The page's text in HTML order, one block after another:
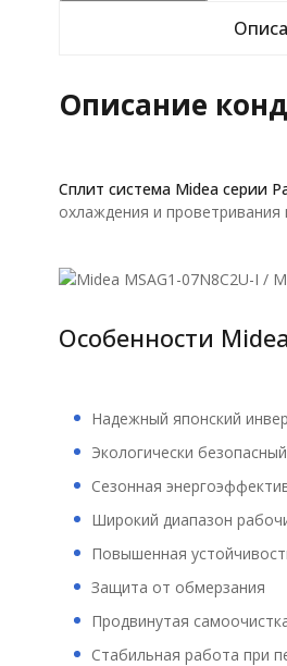
Описание
Сплит система Midea серии
охлаждения и
Особенности
Надежный японский
Экологически
Сезонная
Широкий диапазон
Повышенная
Защита от обмерзания
Продвинутая
Стабильная работа при